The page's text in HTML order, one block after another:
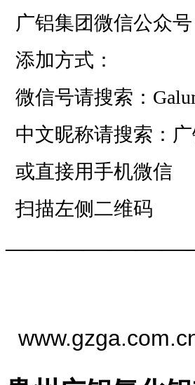
广铝集团微信公众号
添加方式：
微信号请搜索：
中文昵称请搜索：广
或直接用手机微信
扫描左侧二维码